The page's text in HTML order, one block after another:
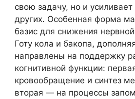
свою задачу, но и усиливает
других. Особенная форма
базис для снижения
Готу кола и бакопа,
направлены на поддержку
когнитивной функции:
кровообращение и синтез
вторая — на процессы